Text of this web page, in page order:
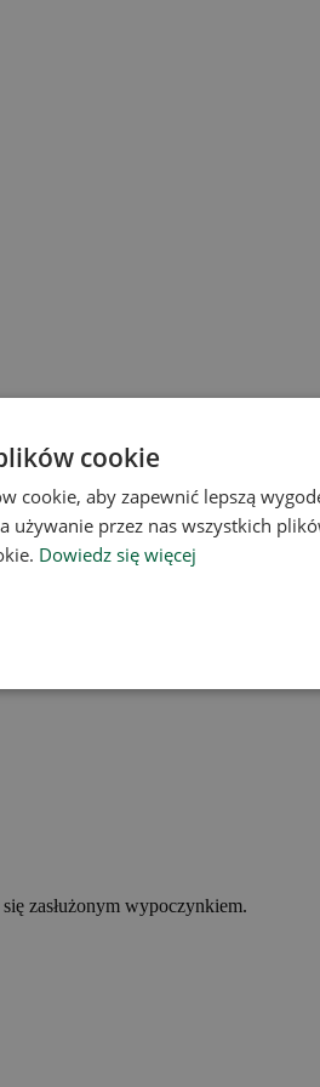
zasłużonym wypoczynkiem.
cookie
cookie, aby zapewnić lepszą
używanie przez nas wszystkich
Dowiedz się więcej